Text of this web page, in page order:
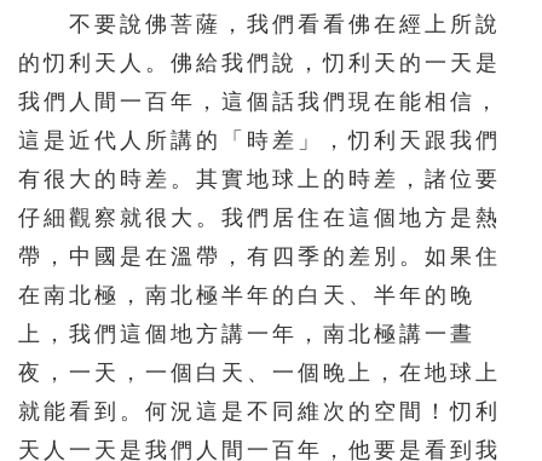
不要說佛菩薩，我們看看佛在經上所說
的忉利天人。佛給我們說，忉利天的一天是
我們人間一百年，這個話我們現在能相信，
這是近代人所講的「時差」，忉利天跟我們
有很大的時差。其實地球上的時差，諸位要
仔細觀察就很大。我們居住在這個地方是熱
帶，中國是在溫帶，有四季的差別。如果住
在南北極，南北極半年的白天、半年的晚
上，我們這個地方講一年，南北極講一晝
夜，一天，一個白天、一個晚上，在地球上
就能看到。何況這是不同維次的空間！忉利
天人一天是我們人間一百年，他要是看到我